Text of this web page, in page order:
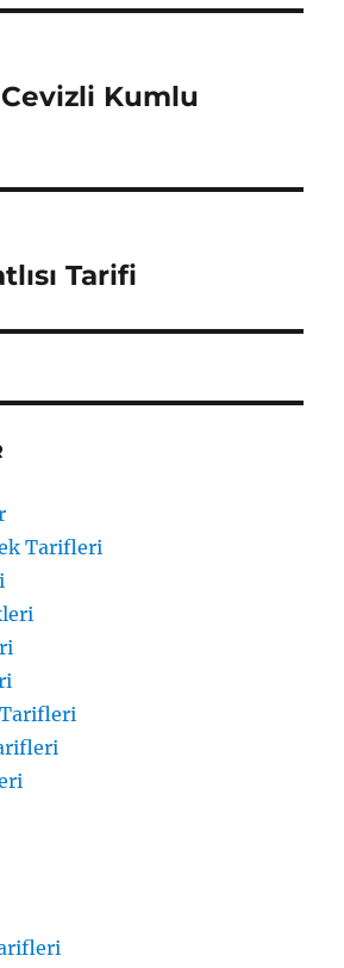
Kumlu
Tarifi
Tarifleri